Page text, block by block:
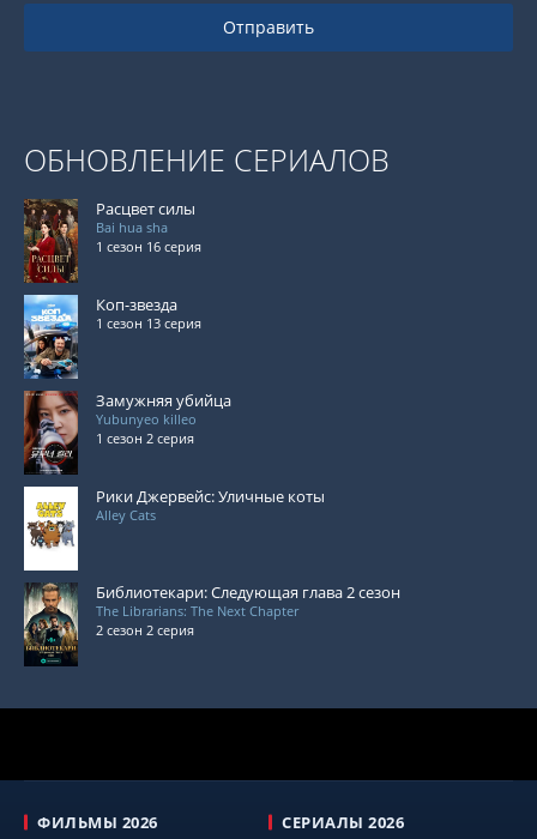
Отправить
ОБНОВЛЕНИЕ СЕРИАЛОВ
Расцвет силы
Bai hua sha
1 сезон 16 серия
Коп-звезда
1 сезон 13 серия
Замужняя убийца
Yubunyeo killeo
1 сезон 2 серия
Рики Джервейс: Уличные коты
Alley Cats
Библиотекари: Следующая глава 2 сезон
The Librarians: The Next Chapter
2 сезон 2 серия
ФИЛЬМЫ 2026 СЕРИАЛЫ 2026